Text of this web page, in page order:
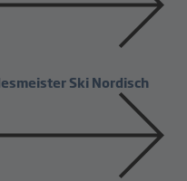
Ski Nordisch